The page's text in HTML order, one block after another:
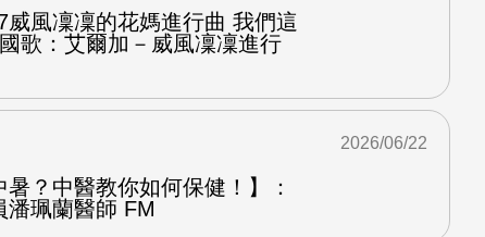
威風凜凜的花媽進行曲 我們這
歌：艾爾加－威風凜凜進行
暑？中醫教你如何保健！】：
潘珮蘭醫師 FM
2026/06/22